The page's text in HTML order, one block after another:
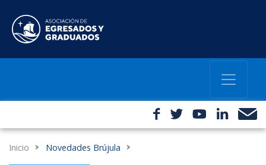
Inicio Novedades Brújula